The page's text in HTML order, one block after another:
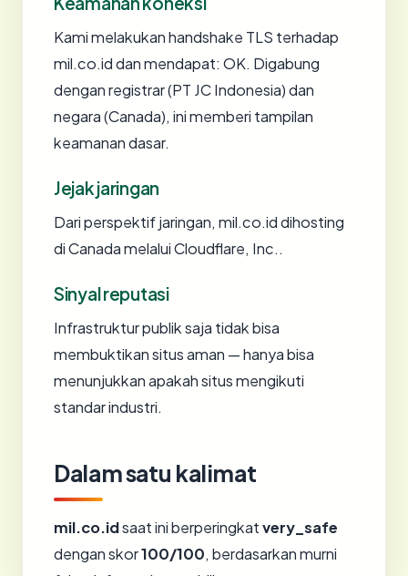
Kami melakukan handshake TLS terhadap
mil.co.id dan mendapat: OK. Digabung
dengan registrar (PT JC Indonesia) dan
negara (Canada), ini memberi tampilan
keamanan dasar.
Jejak jaringan
Dari perspektif jaringan, mil.co.id dihosting
di Canada melalui Cloudflare, Inc..
Sinyal reputasi
Infrastruktur publik saja tidak bisa
membuktikan situs aman — hanya bisa
menunjukkan apakah situs mengikuti
standar industri.
Dalam satu kalimat
mil.co.idsaat ini berperingkatvery_safe
dengan skor100/100, berdasarkan murni